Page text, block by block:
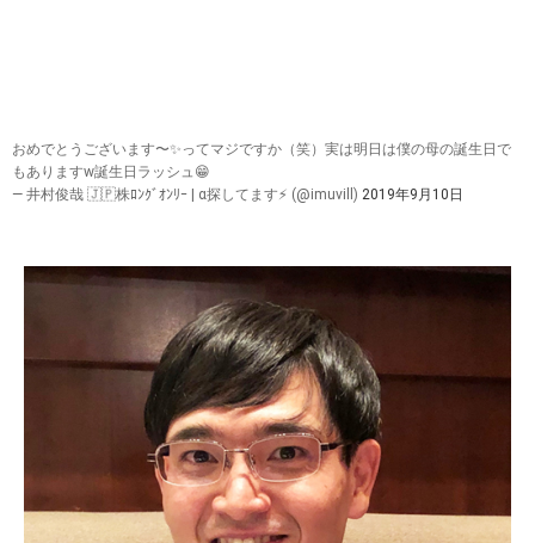
おめでとうございます〜✨ってマジですか（笑）実は明日は僕の母の誕生日で
もありますw誕生日ラッシュ😁
— 井村俊哉 🇯🇵株ﾛﾝｸﾞｵﾝﾘｰ | α探してます⚡ (@imuvill) 2019年9月10日